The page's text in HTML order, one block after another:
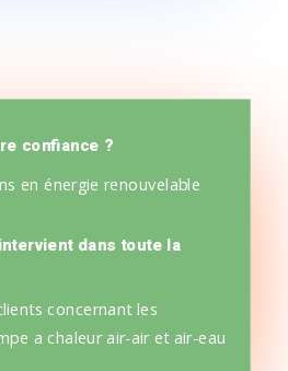
confiance ?
en énergie renouvelable
dans toute la
concernant les
a chaleur air-air et air-eau